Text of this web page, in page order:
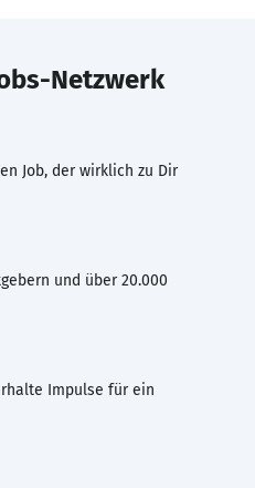
Netzwerk
Job, der wirklich zu Dir
und über 20.000
Impulse für ein